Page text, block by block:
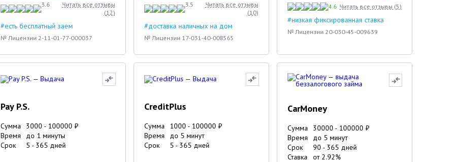
3.6
Читать все отзывы
(12)
#есть бесплатный заем
№ Лицензии 2-11-01-77-000037
3.5
Читать все отзывы
(10)
#доставка наличных на дом
№ Лицензии 17-031-40-008565
4.6 Читать все отзывы (5)
#низкая фиксированная ставка
№ Лицензии 20-030-45-009639
Pay P.S.
Сумма 3000 - 100000 ₽
Время
до 1 минуты
Срок
5 - 365 дней
CreditPlus
Сумма 1000 - 100000 ₽
Время
до 5 минут
Срок
5 - 365 дней
CarMoney
Сумма 30000 - 100000 ₽
Время
до 5 минут
Срок
90 - 365 дней
Ставка
от2.92%